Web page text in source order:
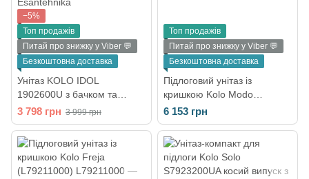
−5%
Топ продажів
Питай про знижку у Viber 💬
Безкоштовна доставка
Унітаз KOLO IDOL
1902600U з бачком та
сидінням поліпропілен
3 798 грн 3 999 грн
Топ продажів
Питай про знижку у Viber 💬
Безкоштовна доставка
Підлоговий унітаз із
кришкою Kolo Modo
(L39004000)
6 153 грн